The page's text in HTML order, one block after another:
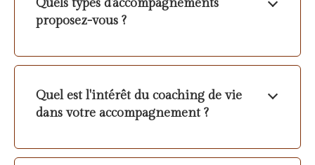
Quels types d’accompagnements
proposez-vous ?
Quel est l'intérêt du coaching de vie
dans votre accompagnement ?